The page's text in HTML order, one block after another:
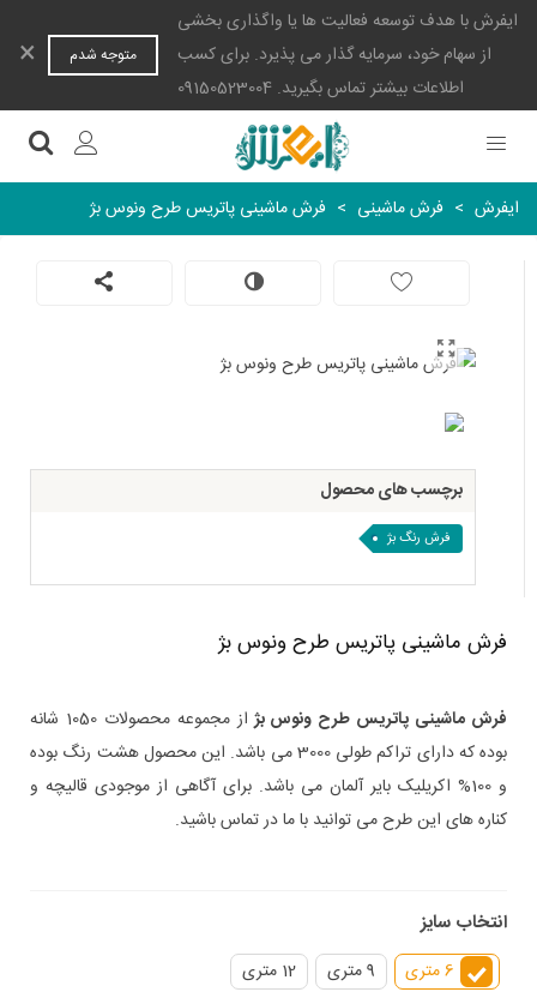
ایفرش با هدف توسعه فعالیت ها یا واگذاری بخشی
از سهام خود، سرمایه گذار می پذیرد. برای کسب
اطلاعات بیشتر تماس بگیرید. 09150523004
متوجه شدم ×
ایفرش > فرش ماشینی > فرش ماشینی پاتریس طرح ونوس بژ
برچسب های محصول
فرش رنگ بژ
فرش ماشینی پاتریس طرح ونوس بژ
فرش ماشینی پاتریس طرح ونوس بژ
از مجموعه محصولات 1050 شانه
بوده که دارای تراکم طولی 3000 می باشد. این محصول هشت رنگ بوده
و 100% اکریلیک بایر آلمان می باشد. برای آگاهی از موجودی قالیچه و
کناره های این طرح می توانید با ما در تماس باشید.
انتخاب سایز
6 متری 9 متری 12 متری